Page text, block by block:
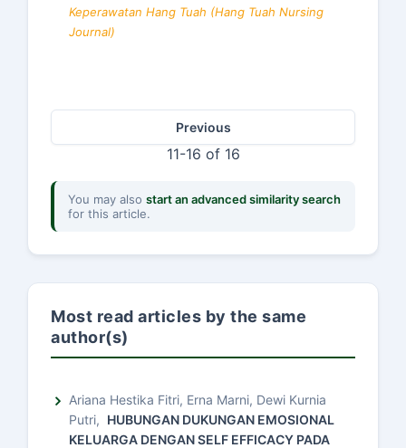
Keperawatan Hang Tuah (Hang Tuah Nursing
Journal)
Previous
11-16 of 16
You may also start an advanced similarity search
for this article.
Most read articles by the same
author(s)
Ariana Hestika Fitri, Erna Marni, Dewi Kurnia
Putri, HUBUNGAN DUKUNGAN EMOSIONAL
KELUARGA DENGAN SELF EFFICACY PADA